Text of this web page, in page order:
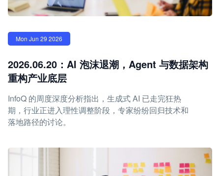
Mon Jun 29 2026
2026.06.20：AI 泡沫退潮，Agent 与数据架构
重构产业底层
InfoQ 的周度深度分析指出，生成式 AI 已走完狂热
期，行业正进入理性调整阶段，专家纷纷回归技术和
落地路径的讨论。